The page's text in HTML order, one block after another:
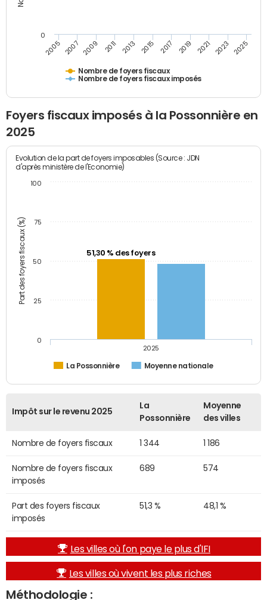
Nombre de foyers fiscaux
Nombre de foyers fiscaux imposés
2005 2007 2009 2011 2013 2015 2017 2019 2021 2023 2025
0
Foyers fiscaux imposés à la Possonnière en
2025
Part des foyers fiscaux (%)
Evolution de la part de foyers imposables (Source : JDN
d'après ministère de l'Economie)
51,30 % des foyers
La Possonnière Moyenne nationale
2025
0
25
50
75
100
Impôt sur le revenu 2025
La
Possonnière
Moyenne
des villes
Nombre de foyers fiscaux 1 344 1 186
Nombre de foyers fiscaux
imposés
689 574
Part des foyers fiscaux
imposés
51,3 % 48,1 %
Les villes où l'on paye le plus d'IFI
Les villes où vivent les plus riches
Méthodologie :